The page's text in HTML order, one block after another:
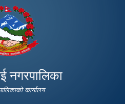
नगरपालिका
कार्यालय